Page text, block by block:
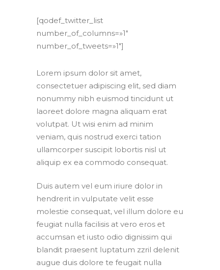
[qodef_twitter_list
number_of_columns=»1″
number_of_tweets=»1″]
Lorem ipsum dolor sit amet,
consectetuer adipiscing elit, sed diam
nonummy nibh euismod tincidunt ut
laoreet dolore magna aliquam erat
volutpat. Ut wisi enim ad minim
veniam, quis nostrud exerci tation
ullamcorper suscipit lobortis nisl ut
aliquip ex ea commodo consequat.
Duis autem vel eum iriure dolor in
hendrerit in vulputate velit esse
molestie consequat, vel illum dolore eu
feugiat nulla facilisis at vero eros et
accumsan et iusto odio dignissim qui
blandit praesent luptatum zzril delenit
augue duis dolore te feugait nulla